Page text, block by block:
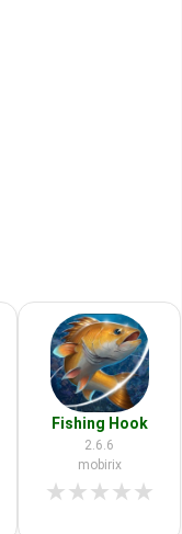
Fishing Hook
2.6.6
mobirix
★★★★★